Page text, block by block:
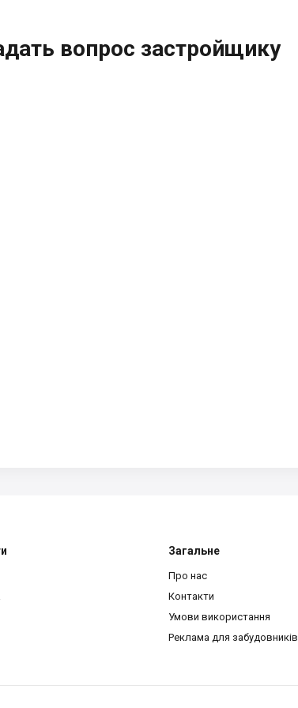
вопрос застройщику
Загальне
Про нас
Контакти
Умови використання
Реклама для забудовників